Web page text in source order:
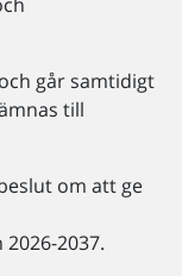
går samtidigt
till
om att ge
2037.